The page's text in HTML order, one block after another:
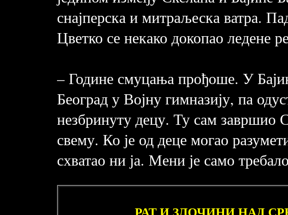
снајперска и митраљеска ватра.
Цветко се некако докопао ледене
– Године смуцања прођоше. У
Београд у Војну гимназију, па
незбринуту децу. Ту сам
свему. Ко је од деце могао
схватао ни ја. Мени је само